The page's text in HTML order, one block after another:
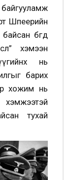
Шпеерийн
бөгөөд
хэмээн
нь
барих
хожим нь
тухай